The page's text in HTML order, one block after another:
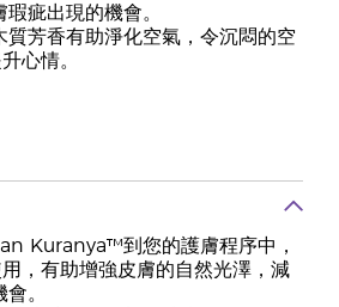
疵出現的機會。
質芳香有助淨化空氣，令沉悶的空
心情。
Kuranya™到您的護膚程序中，
，有助增強皮膚的自然光澤，減
。